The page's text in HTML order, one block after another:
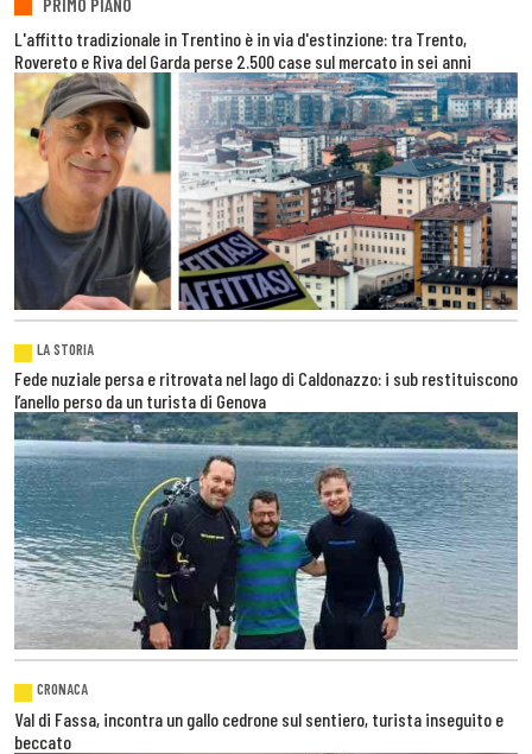
L'affitto tradizionale in Trentino è in via d'estinzione: tra Trento,
Rovereto e Riva del Garda perse 2.500 case sul mercato in sei anni
LA STORIA
Fede nuziale persa e ritrovata nel lago di Caldonazzo: i sub restituiscono
l’anello perso da un turista di Genova
CRONACA
Val di Fassa, incontra un gallo cedrone sul sentiero, turista inseguito e
beccato